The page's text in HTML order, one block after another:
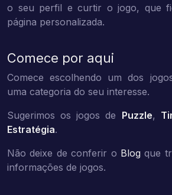
o seu perfil e curtir o jogo, que
página personalizada.
Comece por aqui
Comece escolhendo um dos
uma categoria do seu interesse.
Sugerimos os jogos de Puzzle,
Estratégia.
Não deixe de conferir o Blog que
informações de jogos.